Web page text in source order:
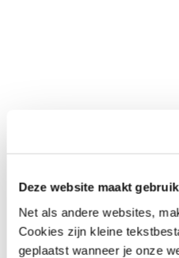
Deze website maakt
Net als andere websites,
Cookies zijn kleine
geplaatst wanneer je onze